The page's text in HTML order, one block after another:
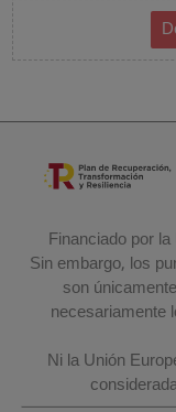
Financiado por
Sin embargo, los
son
necesariamente
Ni la Unión